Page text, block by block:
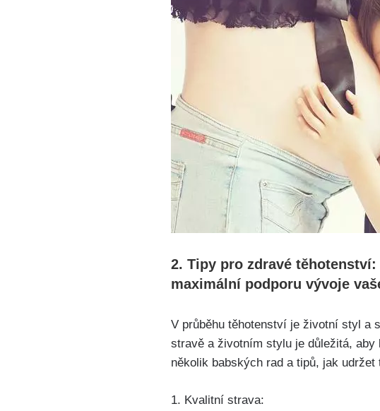
2. Tipy pro zdravé
maximální podporu vývoje
V průběhu těhotenství je životní​ styl a
stravě a⁢ životním stylu ‌je důležitá,
několik babských rad a tipů, jak udržet
1. Kvalitní strava: